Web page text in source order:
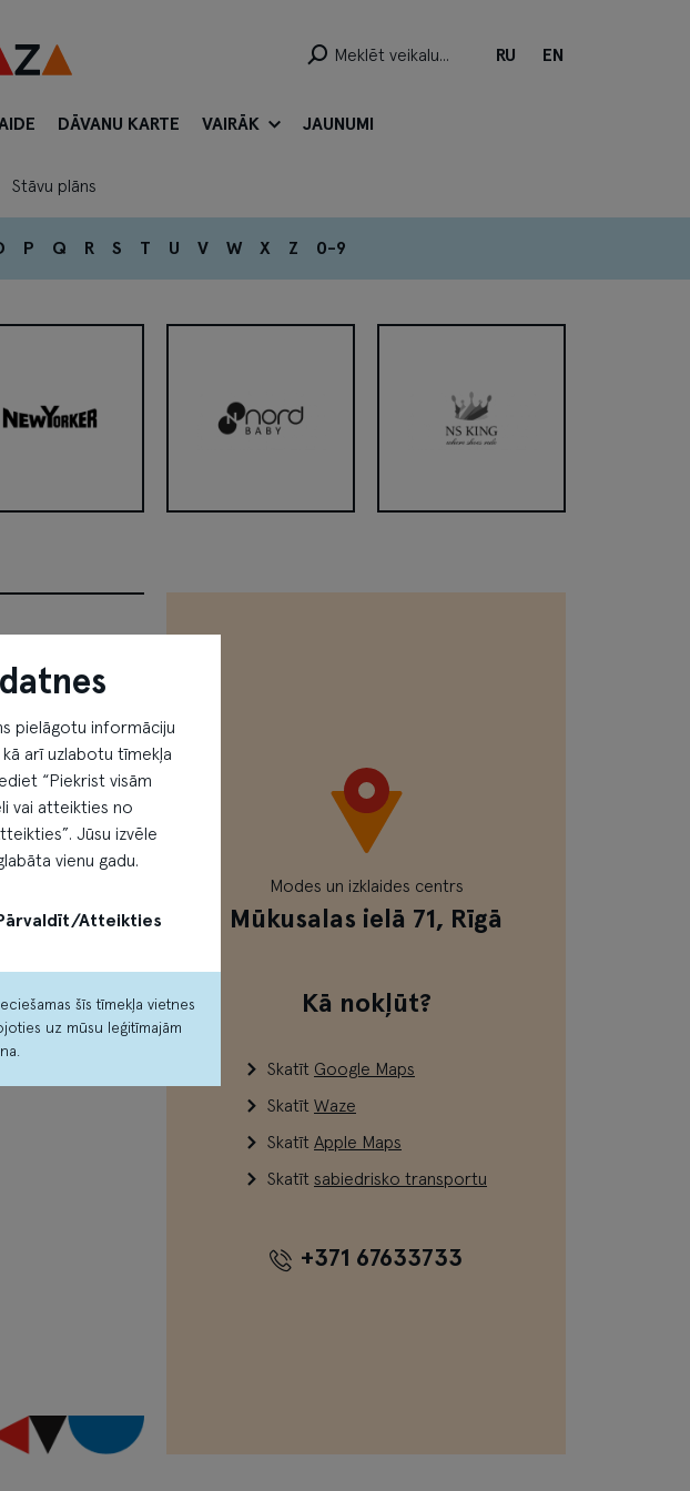
RU EN
DĀVANU KARTE VAIRĀK JAUNUMI
Stāvu plāns
P Q R S T U V W X Z 0-9
Bei
- Svētdiena
- 22:00
pizza
- Svētdiena
- 21:00
Modes un izklaides centrs
Mūkusalas ielā 71, Rīgā
Kā nokļūt?
Skatīt Google Maps
Skatīt Waze
Skatīt Apple Maps
Skatīt sabiedrisko transportu
+371 67633733
pielāgotu informāciju
arī uzlabotu tīmekļa
“Piekrist visām
vai atteikties no
Jūsu izvēle
vienu gadu.
Atteikties
šīs tīmekļa vietnes
uz mūsu leģitīmajām